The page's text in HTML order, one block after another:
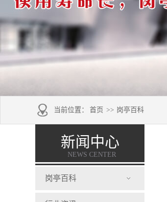
当前位置： 首页 >> 岗亭百科
新闻中心
NEWS CENTER
岗亭百科